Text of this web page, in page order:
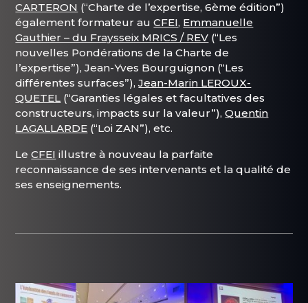
CARTERON (“Charte de l’expertise, 6ème édition”)
également formateur auCFEI, Emmanuelle
Gauthier – du Fraysseix MRICS / REV (“Les
nouvelles Pondérations de la Charte de
l’expertise”), Jean-Yves Bourguignon (“Les
différentes surfaces”),Jean-Marin LEROUX-
QUETEL (“Garanties légales et facultatives des
constructeurs, impacts sur la valeur”),Quentin
LAGALLARDE (“Loi ZAN”), etc.
LeCFEI illustre à nouveau la parfaite
reconnaissance de ses intervenants et la qualité de
ses enseignements.